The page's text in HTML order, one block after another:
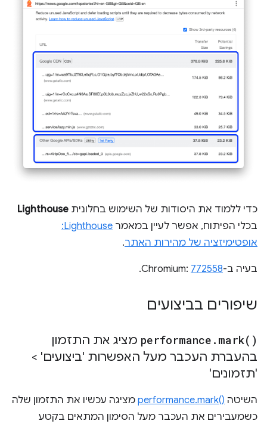
כדי ללמוד את היסודות של השימוש בחלונית Lighthouse
בכלי הפיתוח, אפשר לעיין במאמר
Lighthouse:
אופטימיזציה של מהירות האתר.
בעיה ב-Chromium:772558
.
שיפורים בביצועים
performance . mark( )
מציג את התזמון
בהעברת העכבר מעל האפשרות 'ביצועים' >
'תזמונים'
השיטה performance.mark()‎ מציגה עכשיו את התזמון שלה
כשמעבירים את העכבר מעל הסימון המתאים בקטע